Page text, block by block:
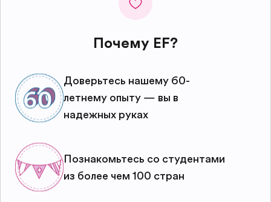
Почему EF?
Доверьтесь нашему 60-
летнему опыту — вы в
надежных руках
Познакомьтесь со студентами
из более чем 100 стран